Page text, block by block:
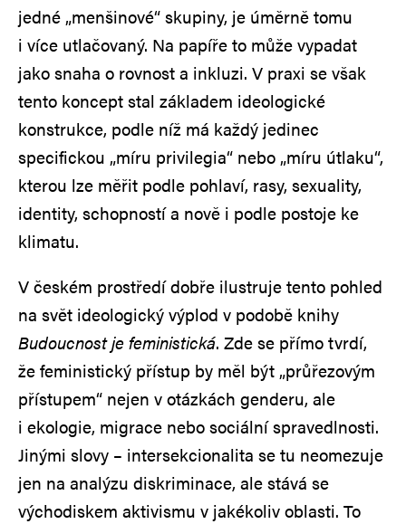
jedné „menšinové“ skupiny, je úměrně tomu
i více utlačovaný. Na papíře to může vypadat
jako snaha o rovnost a inkluzi. V praxi se však
tento koncept stal základem ideologické
konstrukce, podle níž má každý jedinec
specifickou „míru privilegia“ nebo „míru útlaku“,
kterou lze měřit podle pohlaví, rasy, sexuality,
identity, schopností a nově i podle postoje ke
klimatu.
V českém prostředí dobře ilustruje tento pohled
na svět ideologický výplod v podobě knihy
Budoucnost je feministická. Zde se přímo tvrdí,
že feministický přístup by měl být „průřezovým
přístupem“ nejen v otázkách genderu, ale
i ekologie, migrace nebo sociální spravedlnosti.
Jinými slovy – intersekcionalita se tu neomezuje
jen na analýzu diskriminace, ale stává se
východiskem aktivismu v jakékoliv oblasti. To